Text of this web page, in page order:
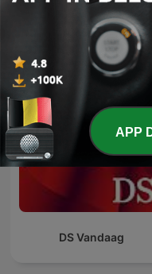
L’heure du crime : les
archives de Jacques
Pradel
DS Vandaag
APP